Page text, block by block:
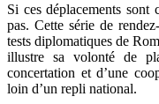
Si ces déplacements sont
pas. Cette série de
tests diplomatiques de
illustre sa volonté de
concertation et d’une
loin d’un repli national.